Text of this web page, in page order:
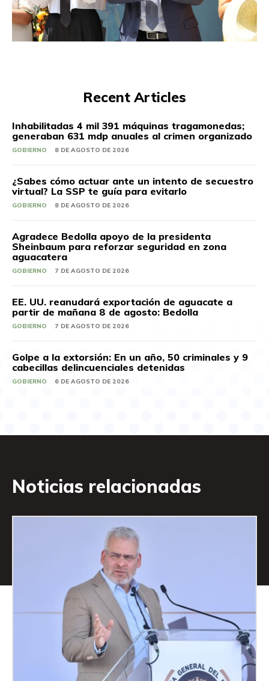
Recent Articles
Inhabilitadas 4 mil 391 máquinas tragamonedas;
generaban 631 mdp anuales al crimen organizado
GOBIERNO 8 DE AGOSTO DE 2026
¿Sabes cómo actuar ante un intento de secuestro
virtual? La SSP te guía para evitarlo
GOBIERNO 8 DE AGOSTO DE 2026
Agradece Bedolla apoyo de la presidenta
Sheinbaum para reforzar seguridad en zona
aguacatera
GOBIERNO 7 DE AGOSTO DE 2026
EE. UU. reanudará exportación de aguacate a
partir de mañana 8 de agosto: Bedolla
GOBIERNO 7 DE AGOSTO DE 2026
Golpe a la extorsión: En un año, 50 criminales y 9
cabecillas delincuenciales detenidas
GOBIERNO 6 DE AGOSTO DE 2026
Noticias relacionadas